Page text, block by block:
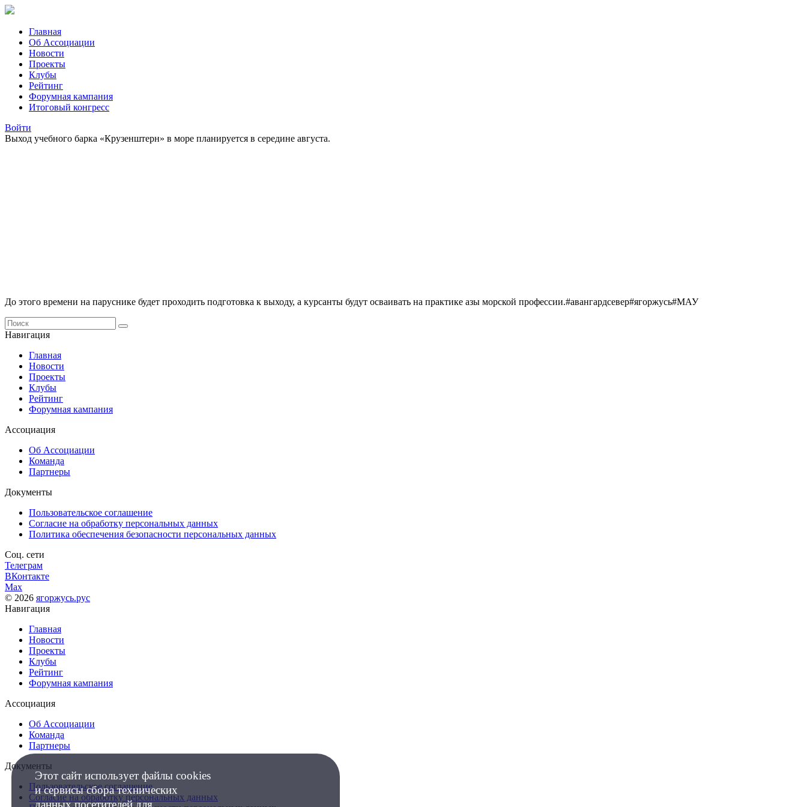
Главная
Об Ассоциации
Новости
Проекты
Клубы
Рейтинг
Форумная кампания
Итоговый конгресс
Войти
Выход учебного барка «Крузенштерн» в море планируется в середине августа.
До этого времени на паруснике будет проходить подготовка к выходу, а курсанты будут осваивать на практике азы морской профессии.#авангардсевер#ягоржусь#МАУ
Навигация
Главная
Новости
Проекты
Клубы
Рейтинг
Форумная кампания
Ассоциация
Об Ассоциации
Команда
Партнеры
Документы
Пользовательское соглашение
Согласие на обработку персональных данных
Политика обеспечения безопасности персональных данных
Соц. сети
Телеграм
ВКонтакте
Max
© 2026 ягоржусь.рус
Навигация
Главная
Новости
Проекты
Клубы
Рейтинг
Форумная кампания
Ассоциация
Об Ассоциации
Команда
Партнеры
Документы
Пользовательское соглашение
Согласие на обработку персональных данных
Этот сайт использует файлы cookies
и сервисы сбора технических
данных посетителей для